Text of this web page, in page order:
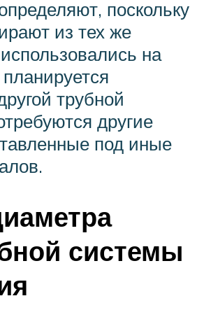
поскольку
из тех же
на
трубной
другие
под иные
системы